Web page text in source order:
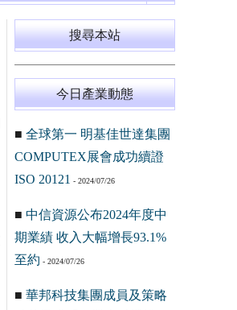
搜尋本站
今日產業動態
■ 全球第一 明基佳世達集團
COMPUTEX展會成功續證
ISO 20121 - 2024/07/26
■ 中信資源公布2024年度中
期業績 收入大幅增長93.1%
至約 - 2024/07/26
■ 華邦科技集團成員及策略